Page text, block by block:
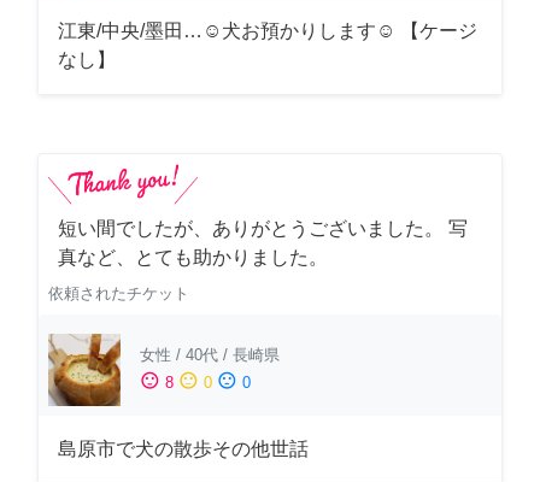
江東/中央/墨田…☺︎犬お預かりします☺︎ 【ケージ
なし】
短い間でしたが、ありがとうございました。 写
真など、とても助かりました。
依頼されたチケット
女性 / 40代 / 長崎県
sentiment_satisfied 8 sentiment_neutral 0 sentiment_dissatisfied 0
島原市で犬の散歩その他世話